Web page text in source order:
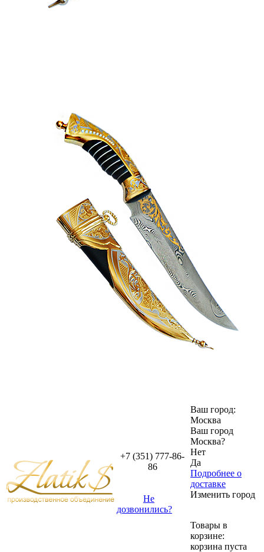
+7 (351) 777-86-
86
Не
дозвонились?
Ваш город:
Москва
Ваш город
Москва?
Нет
Да
Подробнее о
доставке
Изменить город
Товары в
корзине:
корзина пуста